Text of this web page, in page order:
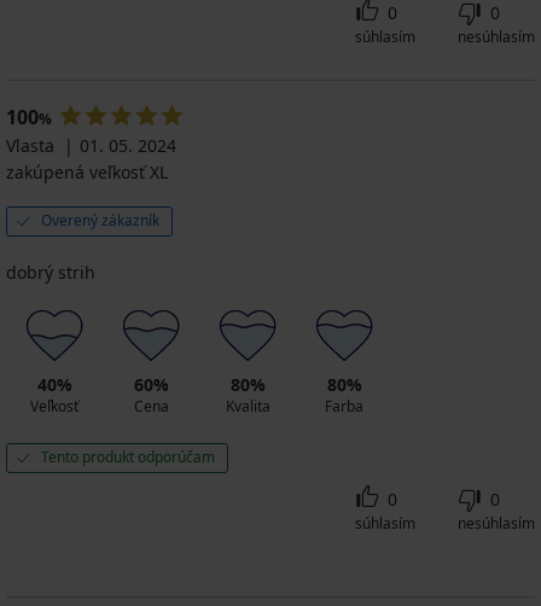
0
súhlasím
0
nesúhlasím
100%
Vlasta
01. 05. 2024
zakúpená veľkosť XL
Overený zákazník
dobrý strih
40%
Veľkosť
60%
Cena
80%
Kvalita
80%
Farba
Tento produkt odporúčam
0
súhlasím
0
nesúhlasím